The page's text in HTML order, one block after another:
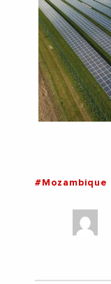
#Mozambique